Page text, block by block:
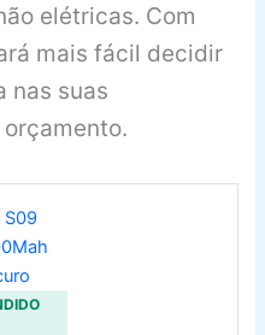
elétricas. Com
mais fácil decidir
nas suas